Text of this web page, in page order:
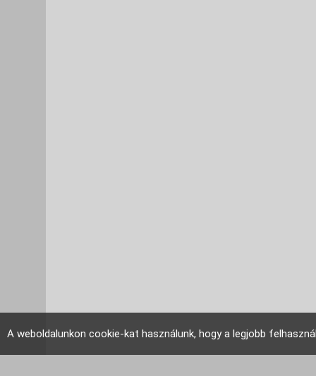
A weboldalunkon cookie-kat használunk, hogy a legjobb